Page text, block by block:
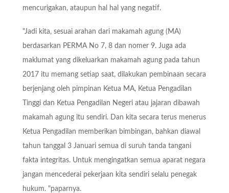
mencurigakan, ataupun hal hal yang negatif.
"Jadi kita, sesuai arahan dari makamah agung (MA)
berdasarkan PERMA No 7, 8 dan nomer 9. Juga ada
maklumat yang dikeluarkan makamah agung pada tahun
2017 itu memang setiap saat, dilakukan pembinaan secara
berjenjang oleh pimpinan Ketua MA, Ketua Pengadilan
Tinggi dan Ketua Pengadilan Negeri atau jajaran dibawah
makamah agung itu sendiri. Dan kita secara terus menerus
Ketua Pengadilan memberikan bimbingan, bahkan diawal
tahun tanggal 3 Januari semua di suruh tanda tangani
fakta integritas. Untuk mengingatkan semua aparat negara
jangan mencederai pekerjaan kita sendiri selalu penegak
hukum. "paparnya.